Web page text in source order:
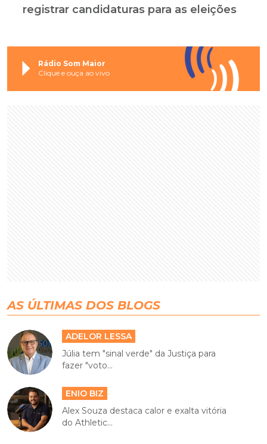
registrar candidaturas para as eleições
Rádio Som Maior
Clique e ouça ao vivo
AS ÚLTIMAS DOS BLOGS
ADELOR LESSA
Júlia tem "sinal verde" da Justiça para
fazer "voto...
ENIO BIZ
Alex Souza destaca calor e exalta vitória
do Athletic...